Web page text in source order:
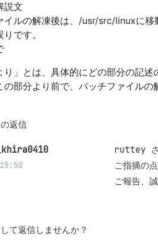
説文
イルの解凍後は、/usr/src/linuxに移
です。
り」とは、具体的にどの部分の記
の部分より前で、パッチファイルの
返信
ruttey
ご指摘の
ご報告、
て返信しませんか？